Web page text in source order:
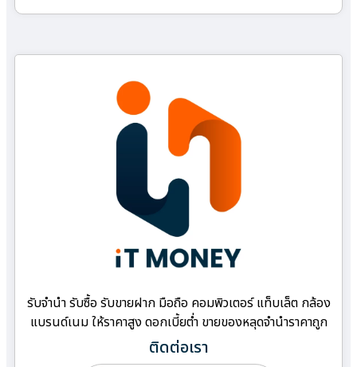
รับจำนำ รับซื้อ รับขายฝาก มือถือ คอมพิวเตอร์ แท็บเล็ต กล้อง
แบรนด์เนม ให้ราคาสูง ดอกเบี้ยต่ำ ขายของหลุดจำนำราคาถูก
ติดต่อเรา